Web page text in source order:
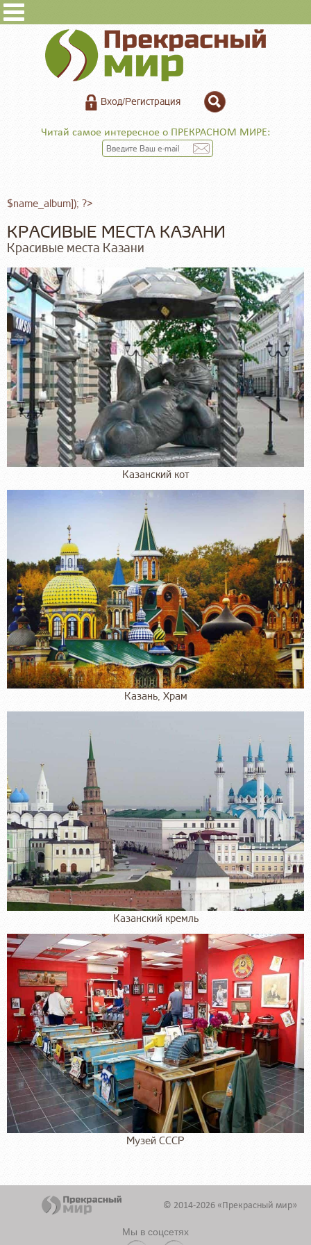
Вход/Регистрация
Читай самое интересное о ПРЕКРАСНОМ МИРЕ:
$name_album]); ?>
КРАСИВЫЕ МЕСТА КАЗАНИ
Красивые места Казани
Казанский кот
Казань, Храм
Казанский кремль
Музей СССР
© 2014-2026 «Прекрасный мир»
Мы в соцсетях